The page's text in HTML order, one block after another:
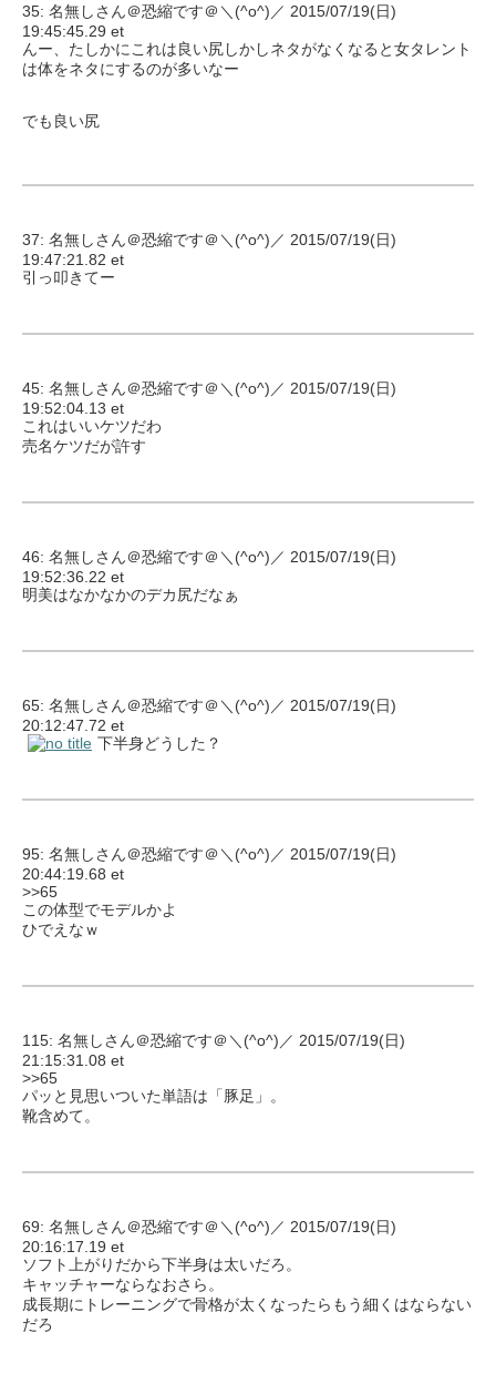
35: 名無しさん＠恐縮です＠＼(^o^)／ 2015/07/19(日)
19:45:45.29 et
んー、たしかにこれは良い尻しかしネタがなくなると女タレント
は体をネタにするのが多いなー
でも良い尻
37: 名無しさん＠恐縮です＠＼(^o^)／ 2015/07/19(日)
19:47:21.82 et
引っ叩きてー
45: 名無しさん＠恐縮です＠＼(^o^)／ 2015/07/19(日)
19:52:04.13 et
これはいいケツだわ
売名ケツだが許す
46: 名無しさん＠恐縮です＠＼(^o^)／ 2015/07/19(日)
19:52:36.22 et
明美はなかなかのデカ尻だなぁ
65: 名無しさん＠恐縮です＠＼(^o^)／ 2015/07/19(日)
20:12:47.72 et
下半身どうした？
95: 名無しさん＠恐縮です＠＼(^o^)／ 2015/07/19(日)
20:44:19.68 et
>>65
この体型でモデルかよ
ひでえなｗ
115: 名無しさん＠恐縮です＠＼(^o^)／ 2015/07/19(日)
21:15:31.08 et
>>65
パッと見思いついた単語は「豚足」。
靴含めて。
69: 名無しさん＠恐縮です＠＼(^o^)／ 2015/07/19(日)
20:16:17.19 et
ソフト上がりだから下半身は太いだろ。
キャッチャーならなおさら。
成長期にトレーニングで骨格が太くなったらもう細くはならない
だろ